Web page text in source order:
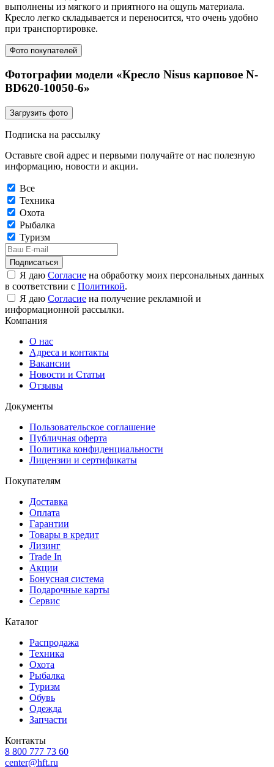
выполнены из мягкого и приятного на ощупь материала.
Кресло легко складывается и переносится, что очень удобно
при транспортировке.
Фото покупателей
Фотографии модели «Кресло Nisus карповое N-
BD620-10050-6»
Загрузить фото
Подписка на рассылку
Оставьте свой адрес и первыми получайте от нас полезную
информацию, новости и акции.
Все
Техника
Охота
Рыбалка
Туризм
Подписаться
Я даю Согласие на обработку моих персональных данных
в соответствии с Политикой.
Я даю Согласие на получение рекламной и
информационной рассылки.
Компания
О нас
Адреса и контакты
Вакансии
Новости и Статьи
Отзывы
Документы
Пользовательское соглашение
Публичная оферта
Политика конфиденциальности
Лицензии и сертификаты
Покупателям
Доставка
Оплата
Гарантии
Товары в кредит
Лизинг
Trade In
Акции
Бонусная система
Подарочные карты
Сервис
Каталог
Распродажа
Техника
Охота
Рыбалка
Туризм
Обувь
Одежда
Запчасти
Контакты
8 800 777 73 60
center@hft.ru